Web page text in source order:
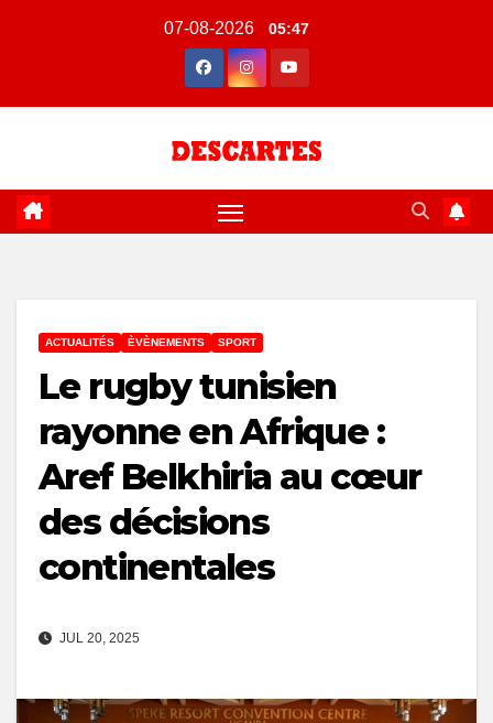
07-08-2026 05:47
ACTUALITÉS ÈVÈNEMENTS SPORT
Le rugby tunisien
rayonne en Afrique :
Aref Belkhiria au cœur
des décisions
continentales
JUL 20, 2025